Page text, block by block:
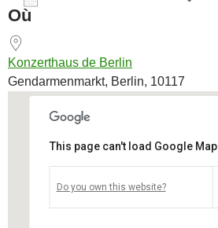
Où
Konzerthaus de Berlin
Gendarmenmarkt, Berlin, 10117
Gendarmenmarkt - Berlin
Voir Évènements
This page can't load Google
Do you own this website?